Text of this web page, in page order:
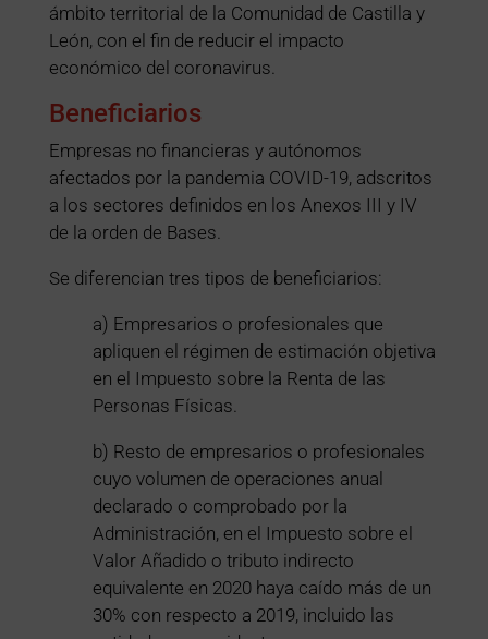
ámbito territorial de la Comunidad de Castilla y
León, con el fin de reducir el impacto
económico del coronavirus.
Beneficiarios
Empresas no financieras y autónomos
afectados por la pandemia COVID-19, adscritos
a los sectores definidos en los Anexos III y IV
de la orden de Bases.
Se diferencian tres tipos de beneficiarios:
a) Empresarios o profesionales que
apliquen el régimen de estimación objetiva
en el Impuesto sobre la Renta de las
Personas Físicas.
b) Resto de empresarios o profesionales
cuyo volumen de operaciones anual
declarado o comprobado por la
Administración, en el Impuesto sobre el
Valor Añadido o tributo indirecto
equivalente en 2020 haya caído más de un
30% con respecto a 2019, incluido las